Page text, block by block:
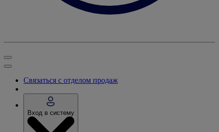
Связаться с отделом продаж
Вход в систему